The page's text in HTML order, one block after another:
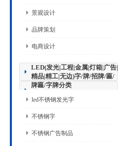
景观设计
品牌策划
电商设计
LED(发光|工程|金属|灯箱|广告|
精品|精工|无边)字/牌/招牌/匾/
牌匾/字牌分类
led不锈钢发光字
不锈钢字
不锈钢广告制品